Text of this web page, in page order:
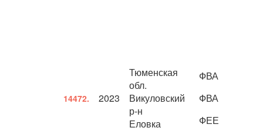
14472. 2023
Тюменская
обл.
Викуловский
р-н
Еловка
ФВА
ФВА
ФЕЕ